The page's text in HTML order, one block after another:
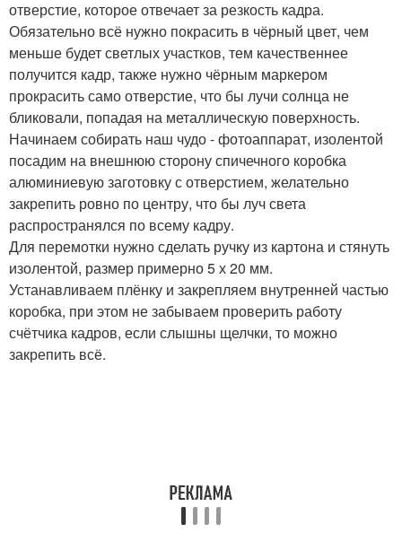
отверстие, которое отвечает за резкость кадра.
Обязательно всё нужно покрасить в чёрный цвет, чем
меньше будет светлых участков, тем качественнее
получится кадр, также нужно чёрным маркером
прокрасить само отверстие, что бы лучи солнца не
бликовали, попадая на металлическую поверхность.
Начинаем собирать наш чудо - фотоаппарат, изолентой
посадим на внешнюю сторону спичечного коробка
алюминиевую заготовку с отверстием, желательно
закрепить ровно по центру, что бы луч света
распространялся по всему кадру.
Для перемотки нужно сделать ручку из картона и стянуть
изолентой, размер примерно 5 х 20 мм.
Устанавливаем плёнку и закрепляем внутренней частью
коробка, при этом не забываем проверить работу
счётчика кадров, если слышны щелчки, то можно
закрепить всё.